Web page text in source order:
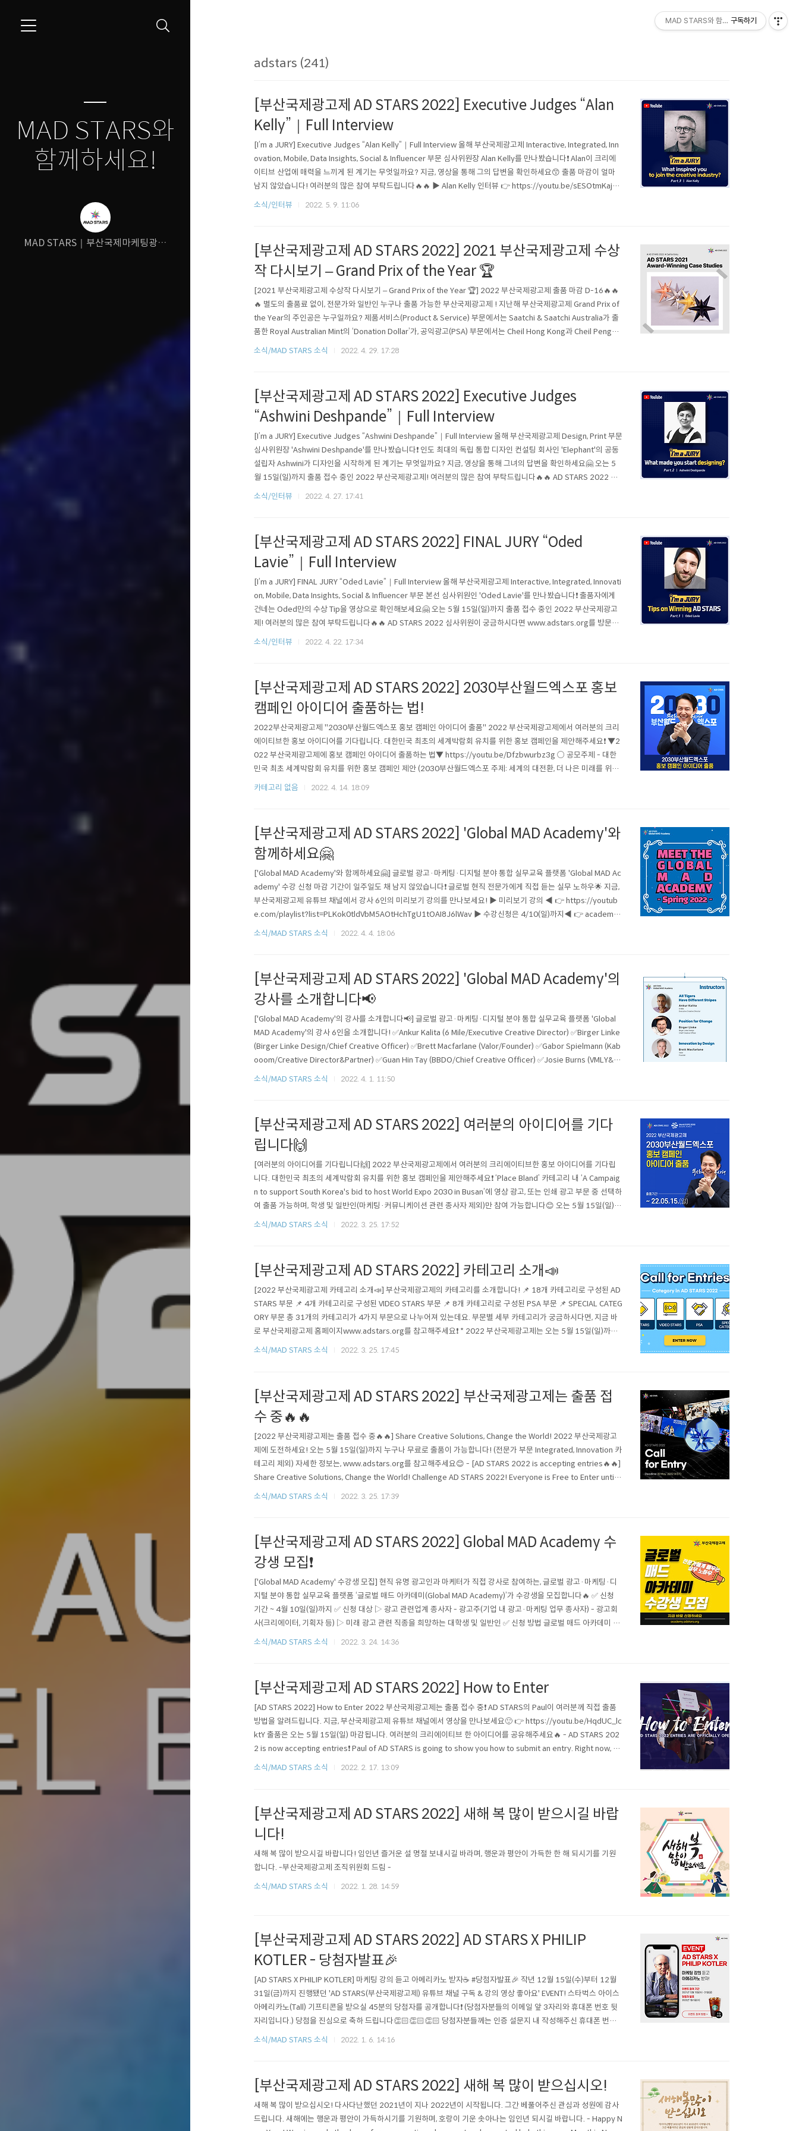
MAD STARS와
함께하세요!
MAD STARS｜부산국제마케팅광고
adstars (241)
[부산국제광고제 AD STARS 2022] Executive Judges “Alan
Kelly”｜Full Interview
[I’m a JURY] Executive Judges “Alan Kelly”｜Full Interview 올해 부산국제광고제 Interactive, Integrated, Inn
ovation, Mobile, Data Insights, Social & Influencer 부문 심사위원장 Alan Kelly를 만나봤습니다❗ Alan이 크리에
이티브 산업에 매력을 느끼게 된 계기는 무엇일까요? 지금, 영상을 통해 그의 답변을 확인하세요😙 출품 마감이 얼마
남지 않았습니다! 여러분의 많은 참여 부탁드립니다🔥🔥 ▶ Alan Kelly 인터뷰 👉 https://youtu.be/sESOtmKajUc
◀ - [I’m a JURY] Executive Judges “Alan Kelly”｜Full Interview We spok..
소식/인터뷰 2022. 5. 9. 11:06
[부산국제광고제 AD STARS 2022] 2021 부산국제광고제 수상
작 다시보기 – Grand Prix of the Year 🏆
[2021 부산국제광고제 수상작 다시보기 – Grand Prix of the Year 🏆] 2022 부산국제광고제 출품 마감 D-16🔥🔥
🔥 별도의 출품료 없이, 전문가와 일반인 누구나 출품 가능한 부산국제광고제 ! 지난해 부산국제광고제 Grand Prix of
the Year의 주인공은 누구일까요? 제품서비스(Product & Service) 부문에서는 Saatchi & Saatchi Australia가 출
품한 Royal Australian Mint의 ‘Donation Dollar’가, 공익광고(PSA) 부문에서는 Cheil Hong Kong과 Cheil PengTai
Beijing이 공동 제작한 Samsung의 ‘The Cost of Bullying’이 수상의 영예를 안게 되었습니다. 여러분도 2022..
소식/MAD STARS 소식 2022. 4. 29. 17:28
[부산국제광고제 AD STARS 2022] Executive Judges
“Ashwini Deshpande”｜Full Interview
[I’m a JURY] Executive Judges “Ashwini Deshpande”｜Full Interview 올해 부산국제광고제 Design, Print 부문
심사위원장 'Ashwini Deshpande'를 만나봤습니다❗ 인도 최대의 독립 통합 디자인 컨설팅 회사인 'Elephant'의 공동
설립자 Ashwini가 디자인을 시작하게 된 계기는 무엇일까요? 지금, 영상을 통해 그녀의 답변을 확인하세요🤗 오는 5
월 15일(일)까지 출품 접수 중인 2022 부산국제광고제! 여러분의 많은 참여 부탁드립니다🔥🔥 AD STARS 2022 심
사위원이 궁금하시다면 www.adstars.org를 방문해주세요❗ ▶ Ashwini Deshpande 인터뷰 👉 https://youtu.be/
소식/인터뷰 2022. 4. 27. 17:41
[부산국제광고제 AD STARS 2022] FINAL JURY “Oded
Lavie”｜Full Interview
[I’m a JURY] FINAL JURY “Oded Lavie”｜Full Interview 올해 부산국제광고제 Interactive, Integrated, Innovati
on, Mobile, Data Insights, Social & Influencer 부문 본선 심사위원인 'Oded Lavie'를 만나봤습니다❗ 출품자에게
건네는 Oded만의 수상 Tip을 영상으로 확인해보세요🤗 오는 5월 15일(일)까지 출품 접수 중인 2022 부산국제광고
제! 여러분의 많은 참여 부탁드립니다🔥🔥 AD STARS 2022 심사위원이 궁금하시다면 www.adstars.org를 방문해
주세요❗ Oded Lavie 인터뷰 👉 https://youtu.be/QuimvN1gbYQ - [I’m a JURY] FINAL JURY “..
소식/인터뷰 2022. 4. 22. 17:34
[부산국제광고제 AD STARS 2022] 2030부산월드엑스포 홍보
캠페인 아이디어 출품하는 법!
2022부산국제광고제 "2030부산월드엑스포 홍보 캠페인 아이디어 출품" 2022 부산국제광고제에서 여러분의 크리
에이티브한 홍보 아이디어를 기다립니다. 대한민국 최초의 세계박람회 유치를 위한 홍보 캠페인을 제안해주세요❗ ▼2
022 부산국제광고제에 홍보 캠페인 아이디어 출품하는 법▼ https://youtu.be/Dfzbwurbz3g ○ 공모주제 - 대한
민국 최초 세계박람회 유치를 위한 홍보 캠페인 제안 (2030부산월드엑스포 주제: 세계의 대전환, 더 나은 미래를 위한
항해) ○ 기간 및 일정 - 출품 기간 : ~ 2022년 5월 15일(일) - 수상작 발표 : 2022년 7월 15일(금), 홈페이지 업로드
카테고리 없음 2022. 4. 14. 18:09
[부산국제광고제 AD STARS 2022] 'Global MAD Academy'와
함께하세요🤗
['Global MAD Academy'와 함께하세요🤗] 글로벌 광고·마케팅·디지털 분야 통합 실무교육 플랫폼 'Global MAD Ac
ademy' 수강 신청 마감 기간이 일주일도 채 남지 않았습니다❗ 글로벌 현직 전문가에게 직접 듣는 실무 노하우🌟 지금,
부산국제광고제 유튜브 채널에서 강사 6인의 미리보기 강의를 만나보세요! ▶ 미리보기 강의 ◀ 👉 https://youtub
e.com/playlist?list=PLKok0tldVbM5AOtHchTgU1tOAI8J6lWav ▶ 수강신청은 4/10(일)까지◀ 👉 academy.
adstars.org - [Join the "Global MAD Academy"] The Global MAD Academy is a global advertising, market
소식/MAD STARS 소식 2022. 4. 4. 18:06
[부산국제광고제 AD STARS 2022] 'Global MAD Academy'의
강사를 소개합니다📢
['Global MAD Academy'의 강사를 소개합니다📢] 글로벌 광고·마케팅·디지털 분야 통합 실무교육 플랫폼 'Global
MAD Academy'의 강사 6인을 소개합니다! ✅Ankur Kalita (6 Mile/Executive Creative Director) ✅Birger Linke
(Birger Linke Design/Chief Creative Officer) ✅Brett Macfarlane (Valor/Founder) ✅Gabor Spielmann (Kab
ooom/Creative Director&Partner) ✅Guan Hin Tay (BBDO/Chief Creative Officer) ✅Josie Burns (VMLY&R/
Creative Director) 'Global MAD Acad..
소식/MAD STARS 소식 2022. 4. 1. 11:50
[부산국제광고제 AD STARS 2022] 여러분의 아이디어를 기다
립니다🙌
[여러분의 아이디어를 기다립니다🙌] 2022 부산국제광고제에서 여러분의 크리에이티브한 홍보 아이디어를 기다립
니다. 대한민국 최초의 세계박람회 유치를 위한 홍보 캠페인을 제안해주세요❗ ‘Place Bland’ 카테고리 내 ‘A Campaig
n to support South Korea's bid to host World Expo 2030 in Busan’에 영상 광고, 또는 인쇄 광고 부문 중 선택하
여 출품 가능하며, 학생 및 일반인(마케팅·커뮤니케이션 관련 종사자 제외)만 참여 가능합니다😊 오는 5월 15일(일)까
지 출품이 가능하니 대한민국 최초의 세계박람회 유치를 기원하며, 여러분의 많은 참여 부탁드립니다🔥🔥 자세한 사항
소식/MAD STARS 소식 2022. 3. 25. 17:52
[부산국제광고제 AD STARS 2022] 카테고리 소개📣
[2022 부산국제광고제 카테고리 소개📣] 부산국제광고제의 카테고리를 소개합니다! 📌 18개 카테고리로 구성된 AD
STARS 부문 📌 4개 카테고리로 구성된 VIDEO STARS 부문 📌 8개 카테고리로 구성된 PSA 부문 📌 SPECIAL CATEG
ORY 부문 총 31개의 카테고리가 4가지 부문으로 나누어져 있는데요. 부문별 세부 카테고리가 궁금하시다면, 지금 바
로 부산국제광고제 홈페이지www.adstars.org를 참고해주세요❗ * 2022 부산국제광고제는 오는 5월 15일(일)까지
출품이 가능합니다😊 - [Categories in AD STARS 2022📣] Let us introduce the categories of this year's AD
소식/MAD STARS 소식 2022. 3. 25. 17:45
[부산국제광고제 AD STARS 2022] 부산국제광고제는 출품 접
수 중🔥🔥
[2022 부산국제광고제는 출품 접수 중🔥🔥] Share Creative Solutions, Change the World! 2022 부산국제광고
제에 도전하세요! 오는 5월 15일(일)까지 누구나 무료로 출품이 가능합니다! (전문가 부문 Integrated, Innovation 카
테고리 제외) 자세한 정보는, www.adstars.org를 참고해주세요😊 - [AD STARS 2022 is accepting entries🔥🔥]
Share Creative Solutions, Change the World! Challenge AD STARS 2022! Everyone is Free to Enter until t
he 15th of May (KST). (Except for the Integrated and Inn..
소식/MAD STARS 소식 2022. 3. 25. 17:39
[부산국제광고제 AD STARS 2022] Global MAD Academy 수
강생 모집❗
['Global MAD Academy' 수강생 모집] 현직 유명 광고인과 마케터가 직접 강사로 참여하는, 글로벌 광고·마케팅·디
지털 분야 통합 실무교육 플랫폼 ‘글로벌 매드 아카데미(Global MAD Academy)’가 수강생을 모집합니다🔥 ✅ 신청
기간 ~ 4월 10일(일)까지 ✅ 신청 대상 ▷ 광고 관련업계 종사자 - 광고주(기업 내 광고·마케팅 업무 종사자) - 광고회
사(크리에이터, 기획자 등) ▷ 미래 광고 관련 직종을 희망하는 대학생 및 일반인 ✅ 신청 방법 글로벌 매드 아카데미 홈
페이지(academy.adstars.org)에서 신청 가능 ✅ 수강비 과목당 1달러! * 강의는 전용 온라인 플랫폼을 통해 운영되
소식/MAD STARS 소식 2022. 3. 24. 14:36
[부산국제광고제 AD STARS 2022] How to Enter
[AD STARS 2022] How to Enter 2022 부산국제광고제는 출품 접수 중❗ AD STARS의 Paul이 여러분께 직접 출품
방법을 알려드립니다. 지금, 부산국제광고제 유튜브 채널에서 영상을 만나보세요🙂 👉 https://youtu.be/HqdUC_lc
ktY 출품은 오는 5월 15일(일) 마감됩니다. 여러분의 크리에이티브 한 아이디어를 공유해주세요🔥 - AD STARS 202
2 is now accepting entries❗ Paul of AD STARS is going to show you how to submit an entry. Right now, w
atch the video on AD STARS YouTube channel. Entries close on the 15th of May..
소식/MAD STARS 소식 2022. 2. 17. 13:09
[부산국제광고제 AD STARS 2022] 새해 복 많이 받으시길 바랍
니다!
새해 복 많이 받으시길 바랍니다! 임인년 즐거운 설 명절 보내시길 바라며, 행운과 평안이 가득한 한 해 되시기를 기원
합니다. -부산국제광고제 조직위원회 드림 -
소식/MAD STARS 소식
2022. 1. 28. 14:59
[부산국제광고제 AD STARS 2022] AD STARS X PHILIP
KOTLER - 당첨자발표🎉
[AD STARS X PHILIP KOTLER] 마케팅 강의 듣고 아메리카노 받자☕ #당첨자발표🎉 작년 12월 15일(수)부터 12월
31일(금)까지 진행됐던 'AD STARS(부산국제광고제) 유튜브 채널 구독 & 강의 영상 좋아요' EVENT! 스타벅스 아이스
아메리카노(Tall) 기프티콘을 받으실 45분의 당첨자를 공개합니다❗ (당첨자분들의 이메일 앞 3자리와 휴대폰 번호 뒷
자리입니다.) 당첨을 진심으로 축하 드립니다👏🏻👏🏻👏🏻 당첨자분들께는 인증 설문지 내 작성해주신 휴대폰 번호
를 기준으로 개별 연락드릴 예정입니다. ❤️글로벌 오픈 아카데미 강의를 시청해주시고, 이벤트에 참여해주신 모든 분
소식/MAD STARS 소식 2022. 1. 6. 14:16
[부산국제광고제 AD STARS 2022] 새해 복 많이 받으십시오!
새해 복 많이 받으십시오! 다사다난했던 2021년이 지나 2022년이 시작됩니다. 그간 베풀어주신 관심과 성원에 감사
드립니다. 새해에는 행운과 평안이 가득하시기를 기원하며, 호랑이 기운 솟아나는 임인년 되시길 바랍니다. - Happy N
MAD STARS와 함께하세요!
구독하기